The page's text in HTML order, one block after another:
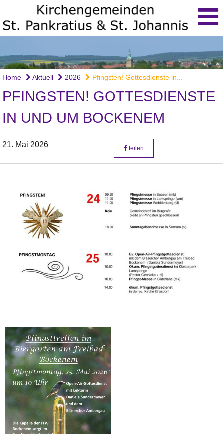
Home Aktuell 2026 Pfingsten! Gottesdienste in...
PFINGSTEN! GOTTESDIENSTE
IN UND UM BOCKENEM
21. Mai 2026 teilen